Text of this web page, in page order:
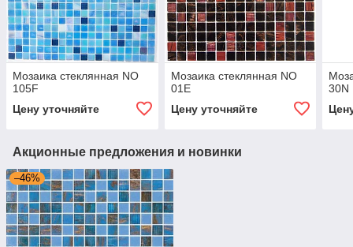
Мозаика стеклянная NO
105F
Цену уточняйте
Мозаика стеклянная NO
01E
Цену уточняйте
30N
Акционные предложения и новинки
–46%